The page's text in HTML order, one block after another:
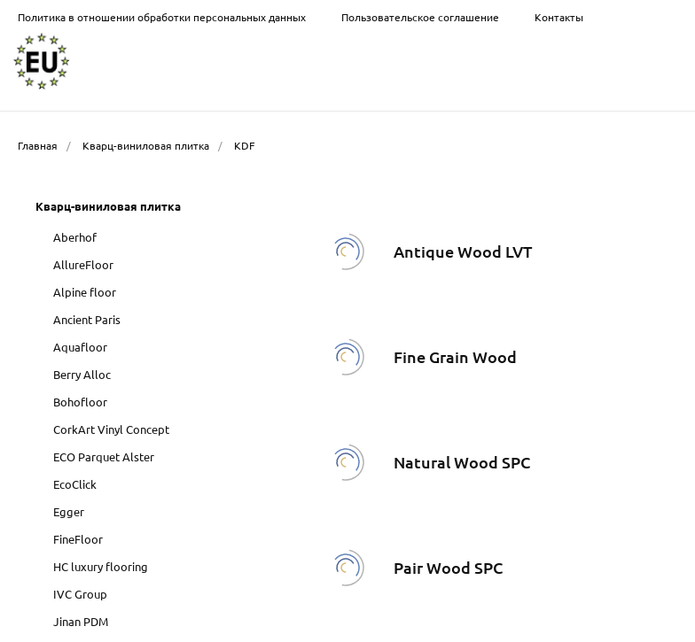
Политика в отношении обработки персональных данных Пользовательское соглашение Контакты
Главная / Кварц-виниловая плитка / KDF
Кварц-виниловая плитка
Aberhof
AllureFloor
Alpine floor
Ancient Paris
Aquafloor
Berry Alloc
Bohofloor
CorkArt Vinyl Concept
ECO Parquet Alster
EcoClick
Egger
FineFloor
HC luxury flooring
IVC Group
Jinan PDM
Antique Wood LVT
Fine Grain Wood
Natural Wood SPC
Pair Wood SPC